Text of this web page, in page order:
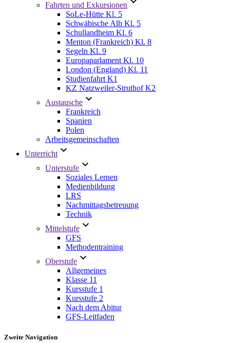
Fahrten und Exkursionen
SoLe-Hütte Kl. 5
Schwäbische Alb Kl. 5
Schullandheim Kl. 6
Menton (Frankreich) Kl. 8
Segeln Kl. 9
Europaparlament Kl. 10
London (England) Kl. 11
Studienfahrt K1
KZ Natzweiler-Struthof K2
Austausche
Frankreich
Spanien
Polen
Arbeitsgemeinschaften
Unterricht
Unterstufe
Soziales Lernen
Medienbildung
LRS
Nachmittagsbetreuung
Technik
Mittelstufe
GFS
Methodentraining
Oberstufe
Allgemeines
Klasse 11
Kursstufe 1
Kursstufe 2
Nach dem Abitur
GFS-Leitfaden
Zweite Navigation